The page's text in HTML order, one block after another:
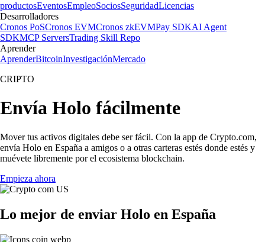
productosEventosEmpleoSociosSeguridadLicencias
Desarrolladores
Cronos PoSCronos EVMCronos zkEVMPay SDKAI Agent
SDKMCP ServersTrading Skill Repo
Aprender
AprenderBitcoinInvestigaciónMercado
CRIPTO
Envía Holo fácilmente
Mover tus activos digitales debe ser fácil. Con la app de Crypto.com,
envía Holo en España a amigos o a otras carteras estés donde estés y
muévete libremente por el ecosistema blockchain.
Empieza ahora
Lo mejor de enviar Holo en España